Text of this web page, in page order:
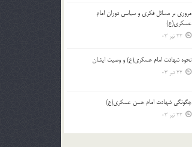
مروری بر مسائل فکری و سیاسی دوران امام
عسکری(ع)
22 تیر 03
نحوه شهادت امام عسکری(ع) و وصیت ایشان
22 تیر 03
چگونگی شهادت امام حسن عسکری(ع)
22 تیر 03